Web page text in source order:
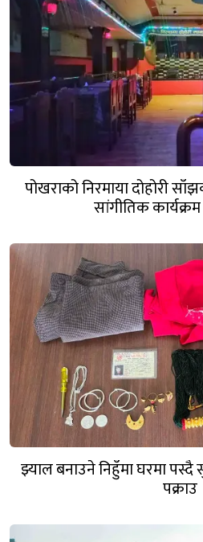
पोखराको निरमाया दोहोरी
सांगीतिक
झ्याल बनाउने निहुँमा घरमा पस्दै
पक्राउ